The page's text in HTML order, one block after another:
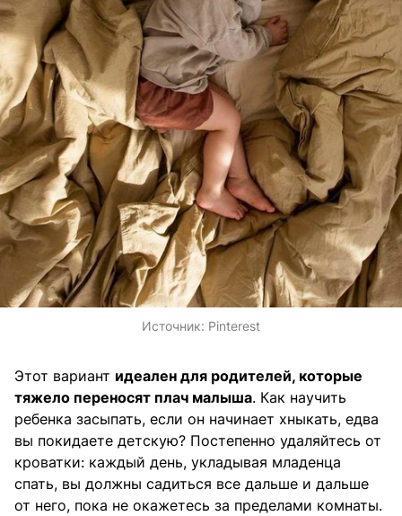
Источник: Pinterest
Этот вариант идеален для родителей, которые
тяжело переносят плач малыша. Как научить
ребенка засыпать, если он начинает хныкать, едва
вы покидаете детскую? Постепенно удаляйтесь от
кроватки: каждый день, укладывая младенца
спать, вы должны садиться все дальше и дальше
от него, пока не окажетесь за пределами комнаты.